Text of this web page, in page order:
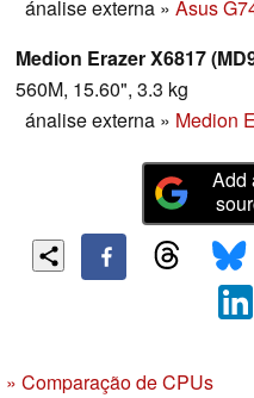
ánalise externa » Asus
Medion Erazer X6817
560M, 15.60", 3.3 kg
ánalise externa » Medion
Add
» Comparação de CPUs